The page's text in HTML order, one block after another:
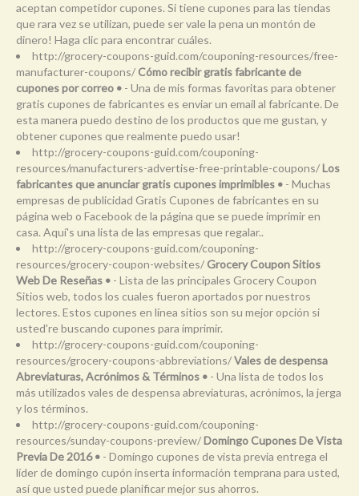
aceptan competidor cupones. Si tiene cupones para las tiendas
que rara vez se utilizan, puede ser vale la pena un montón de
dinero! Haga clic para encontrar cuáles.
http://grocery-coupons-guid.com/couponing-resources/free-
manufacturer-coupons/Cómo recibir gratis fabricante de
cupones por correo • - Una de mis formas favoritas para obtener
gratis cupones de fabricantes es enviar un email al fabricante. De
esta manera puedo destino de los productos que me gustan, y
obtener cupones que realmente puedo usar!
http://grocery-coupons-guid.com/couponing-
resources/manufacturers-advertise-free-printable-coupons/Los
fabricantes que anunciar gratis cupones imprimibles • - Muchas
empresas de publicidad Gratis Cupones de fabricantes en su
página web o Facebook de la página que se puede imprimir en
casa. Aquí's una lista de las empresas que regalar..
http://grocery-coupons-guid.com/couponing-
resources/grocery-coupon-websites/Grocery Coupon Sitios
Web De Reseñas • - Lista de las principales Grocery Coupon
Sitios web, todos los cuales fueron aportados por nuestros
lectores. Estos cupones en línea sitios son su mejor opción si
usted're buscando cupones para imprimir.
http://grocery-coupons-guid.com/couponing-
resources/grocery-coupons-abbreviations/Vales de despensa
Abreviaturas, Acrónimos & Términos • - Una lista de todos los
más utilizados vales de despensa abreviaturas, acrónimos, la jerga
y los términos.
http://grocery-coupons-guid.com/couponing-
resources/sunday-coupons-preview/Domingo Cupones De Vista
Previa De 2016 • - Domingo cupones de vista previa entrega el
líder de domingo cupón inserta información temprana para usted,
así que usted puede planificar mejor sus ahorros.